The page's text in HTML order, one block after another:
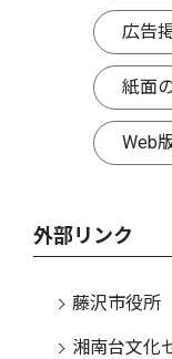
広告
紙面
Web
外部リンク
藤沢市役所
湘南台文化